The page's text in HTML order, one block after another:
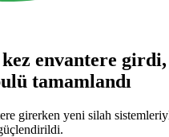
envantere girdi,
tamamlandı
girerken yeni silah